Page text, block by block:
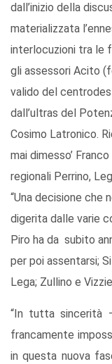
dall’inizio della
materializzata
interlocuzioni tra le
gli assessori Acito
valido del
dall’ultras del
Cosimo Latronico.
mai dimesso’
regionali Perrino,
“Una decisione che
digerita dalle varie
Piro ha da subito
per poi assentarsi;
Lega; Zullino e
“In tutta sincerità
francamente
in questa nuova